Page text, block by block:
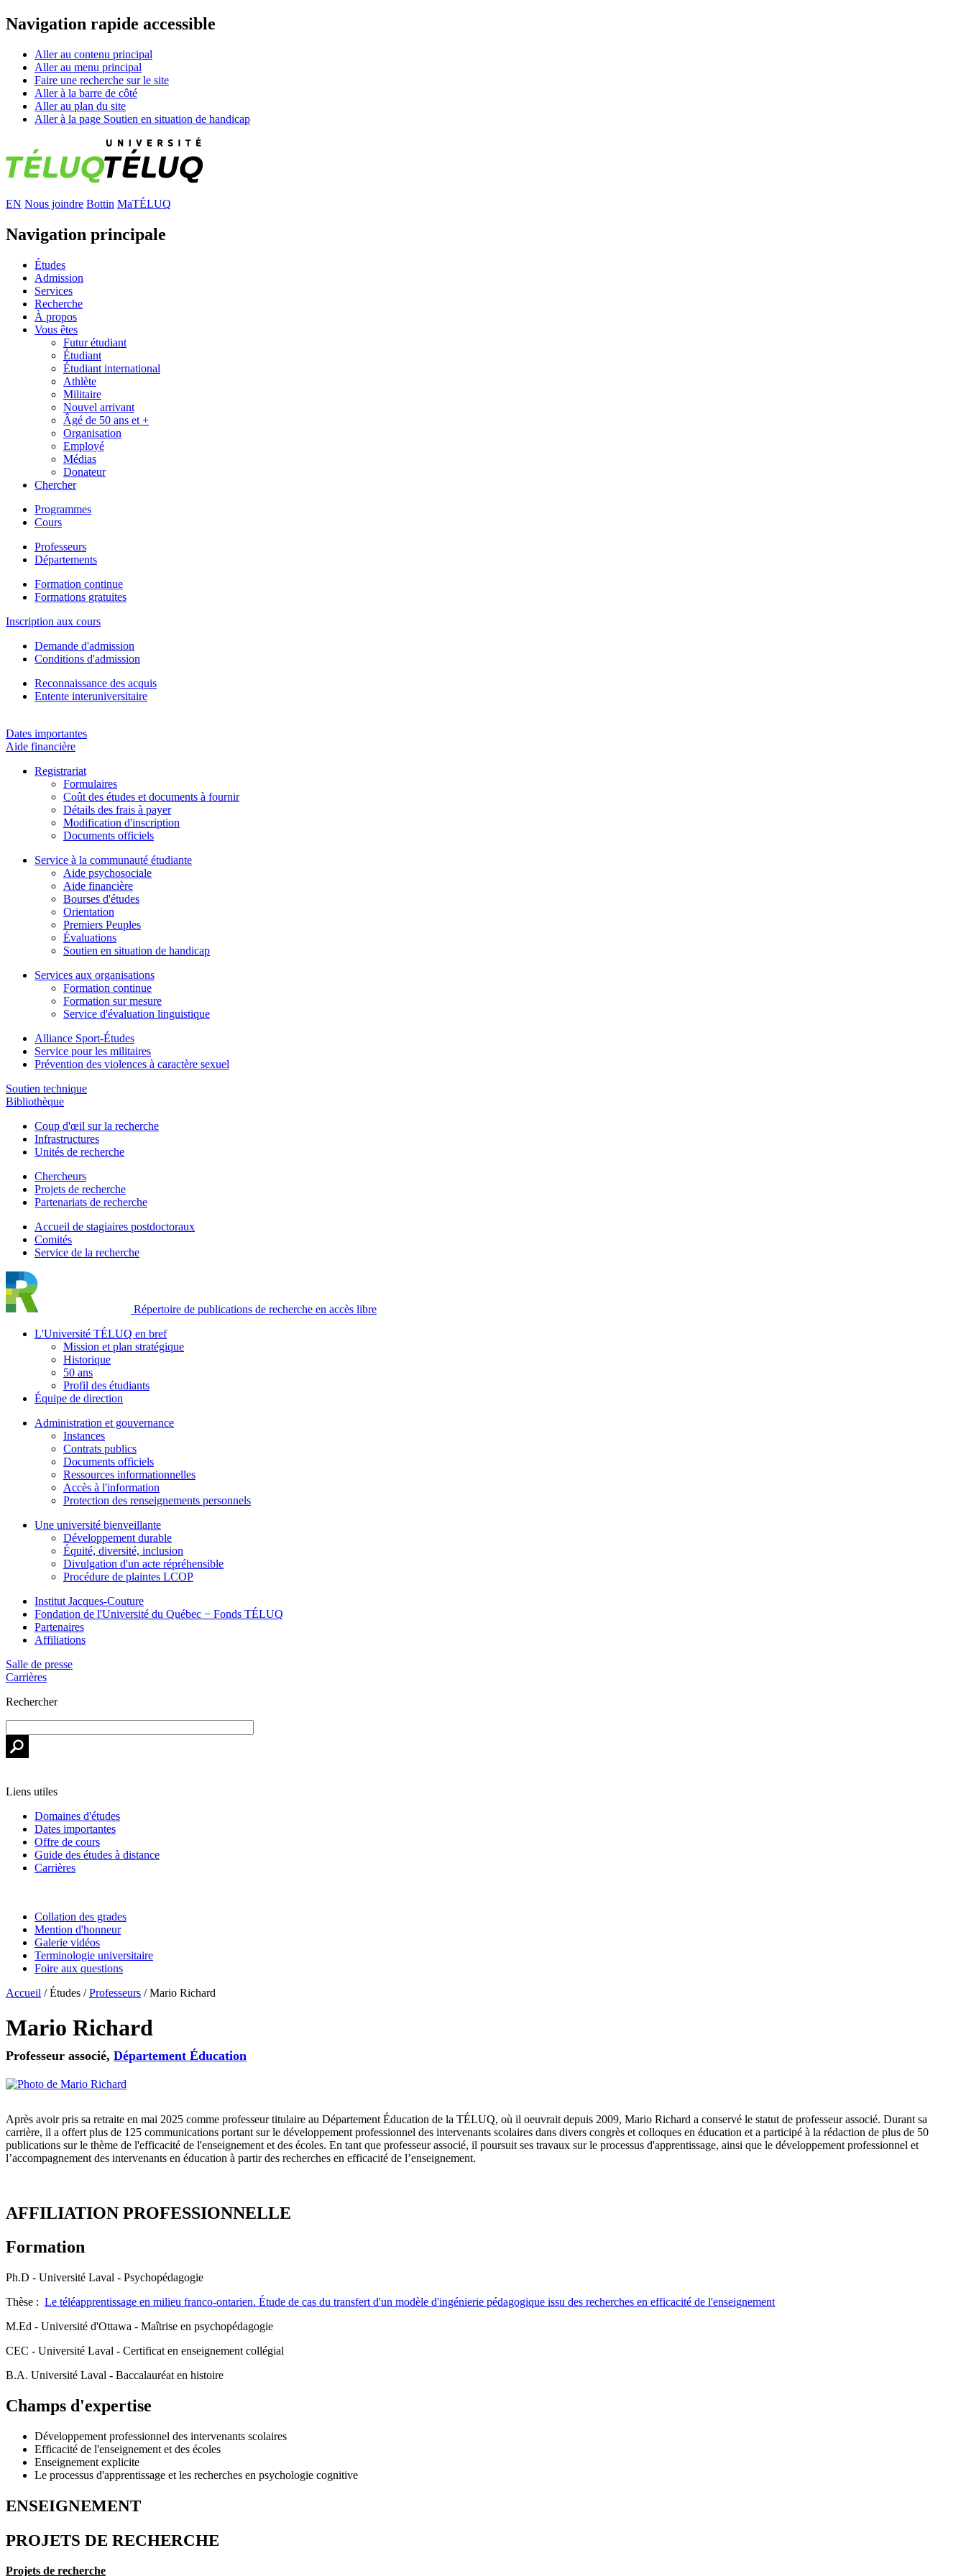
Navigation rapide accessible
Aller au contenu principal
Aller au menu principal
Faire une recherche sur le site
Aller à la barre de côté
Aller au plan du site
Aller à la page Soutien en situation de handicap
EN Nous joindre Bottin MaTÉLUQ
Navigation principale
Études
Admission
Services
Recherche
À propos
Vous êtes
Futur étudiant
Étudiant
Étudiant international
Athlète
Militaire
Nouvel arrivant
Âgé de 50 ans et +
Organisation
Employé
Médias
Donateur
Chercher
Programmes
Cours
Professeurs
Départements
Formation continue
Formations gratuites
Inscription aux cours
Demande d'admission
Conditions d'admission
Reconnaissance des acquis
Entente interuniversitaire
Dates importantes
Aide financière
Registrariat
Formulaires
Coût des études et documents à fournir
Détails des frais à payer
Modification d'inscription
Documents officiels
Service à la communauté étudiante
Aide psychosociale
Aide financière
Bourses d'études
Orientation
Premiers Peuples
Évaluations
Soutien en situation de handicap
Services aux organisations
Formation continue
Formation sur mesure
Service d'évaluation linguistique
Alliance Sport-Études
Service pour les militaires
Prévention des violences à caractère sexuel
Soutien technique
Bibliothèque
Coup d'œil sur la recherche
Infrastructures
Unités de recherche
Chercheurs
Projets de recherche
Partenariats de recherche
Accueil de stagiaires postdoctoraux
Comités
Service de la recherche
Répertoire de publications de recherche en accès libre
L'Université TÉLUQ en bref
Mission et plan stratégique
Historique
50 ans
Profil des étudiants
Équipe de direction
Administration et gouvernance
Instances
Contrats publics
Documents officiels
Ressources informationnelles
Accès à l'information
Protection des renseignements personnels
Une université bienveillante
Développement durable
Équité, diversité, inclusion
Divulgation d'un acte répréhensible
Procédure de plaintes LCOP
Institut Jacques-Couture
Fondation de l'Université du Québec − Fonds TÉLUQ
Partenaires
Affiliations
Salle de presse
Carrières
Rechercher
Liens utiles
Domaines d'études
Dates importantes
Offre de cours
Guide des études à distance
Carrières
Collation des grades
Mention d'honneur
Galerie vidéos
Terminologie universitaire
Foire aux questions
Accueil /Études /Professeurs /Mario Richard
Mario Richard
Professeur associé, Département Éducation
Après avoir pris sa retraite en mai 2025 comme professeur titulaire au Département Éducation de la TÉLUQ, où il oeuvrait depuis 2009, Mario Richard a conservé le statut de professeur associé. Durant sa
carrière, il a offert plus de 125 communications portant sur le développement professionnel des intervenants scolaires dans divers congrès et colloques en éducation et a participé à la rédaction de plus de 50
publications sur le thème de l'efficacité de l'enseignement et des écoles. En tant que professeur associé, il poursuit ses travaux sur le processus d'apprentissage, ainsi que le développement professionnel et
l’accompagnement des intervenants en éducation à partir des recherches en efficacité de l’enseignement.
AFFILIATION PROFESSIONNELLE
Formation
Ph.D - Université Laval - Psychopédagogie
Thèse : Le téléapprentissage en milieu franco-ontarien. Étude de cas du transfert d'un modèle d'ingénierie pédagogique issu des recherches en efficacité de l'enseignement
M.Ed - Université d'Ottawa - Maîtrise en psychopédagogie
CEC - Université Laval - Certificat en enseignement collégial
B.A. Université Laval - Baccalauréat en histoire
Champs d'expertise
Développement professionnel des intervenants scolaires
Efficacité de l'enseignement et des écoles
Enseignement explicite
Le processus d'apprentissage et les recherches en psychologie cognitive
ENSEIGNEMENT
PROJETS DE RECHERCHE
Projets de recherche